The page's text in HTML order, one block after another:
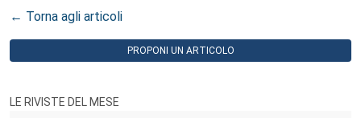
← Torna agli articoli
PROPONI UN ARTICOLO
LE RIVISTE DEL MESE